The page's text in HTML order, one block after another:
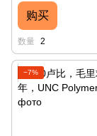
购买
数量 2
−7%